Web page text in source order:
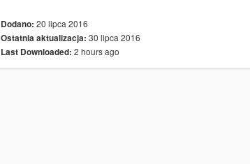
Dodano: 20 lipca 2016
Ostatnia aktualizacja: 30 lipca 2016
Last Downloaded: 2 hours ago